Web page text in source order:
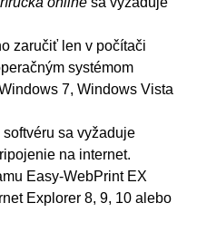
zaručiť len v počítači
systémom
7,Windows Vista
sa vyžaduje
na internet.
Easy-WebPrint EX
Explorer 8, 9, 10 alebo